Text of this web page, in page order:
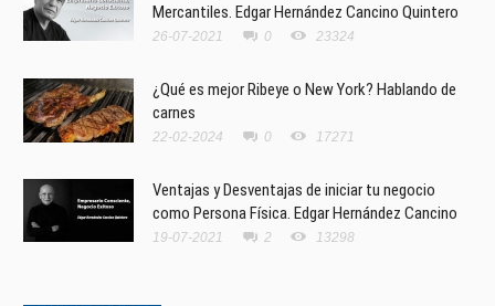
Mercantiles. Edgar Hernández Cancino Quintero
26-07-2021 0 23324
¿Qué es mejor Ribeye o New York? Hablando de
carnes
22-02-2024 0 17271
Ventajas y Desventajas de iniciar tu negocio
como Persona Física. Edgar Hernández Cancino
19-07-2021 2 13298